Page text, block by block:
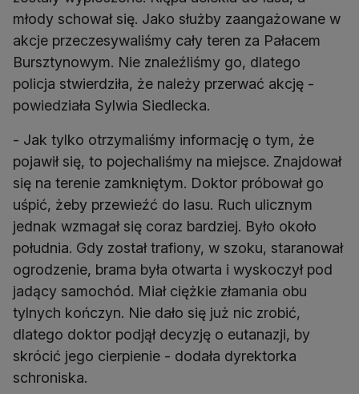
młody schował się. Jako służby zaangażowane w
akcje przeczesywaliśmy cały teren za Pałacem
Bursztynowym. Nie znaleźliśmy go, dlatego
policja stwierdziła, że należy przerwać akcję -
powiedziała Sylwia Siedlecka.
- Jak tylko otrzymaliśmy informację o tym, że
pojawił się, to pojechaliśmy na miejsce. Znajdował
się na terenie zamkniętym. Doktor próbował go
uśpić, żeby przewieźć do lasu. Ruch ulicznym
jednak wzmagał się coraz bardziej. Było około
południa. Gdy został trafiony, w szoku, staranował
ogrodzenie, brama była otwarta i wyskoczył pod
jadący samochód. Miał ciężkie złamania obu
tylnych kończyn. Nie dało się już nic zrobić,
dlatego doktor podjął decyzję o eutanazji, by
skrócić jego cierpienie - dodała dyrektorka
schroniska.